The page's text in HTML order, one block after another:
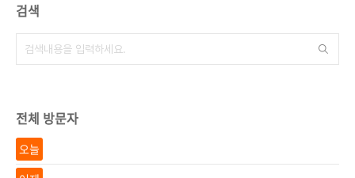
검색
전체 방문자
오늘